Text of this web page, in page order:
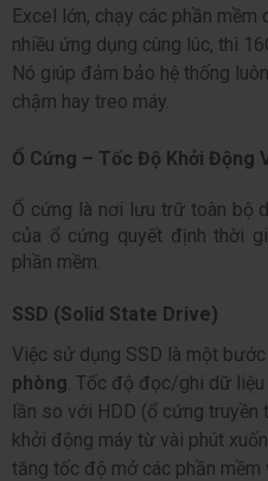
Excel lớn, chạy các phần
nhiều ứng dụng cùng lúc, thì
Nó giúp đảm bảo hệ thống
chậm hay treo máy.
Ổ Cứng – Tốc Độ Khởi Động
Ổ cứng là nơi lưu trữ toàn bộ
của ổ cứng quyết định thời
phần mềm.
SSD (Solid State Drive)
Việc sử dụng SSD là một
phòng . Tốc độ đọc/ghi dữ
lần so với HDD (ổ cứng truyền
khởi động máy từ vài phút
tăng tốc độ mở các phần mềm